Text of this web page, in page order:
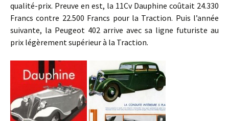
qualité-prix. Preuve en est, la 11Cv Dauphine coûtait 24.330
Francs contre 22.500 Francs pour la Traction. Puis l’année
suivante, la Peugeot 402 arrive avec sa ligne futuriste au
prix légèrement supérieur à la Traction.